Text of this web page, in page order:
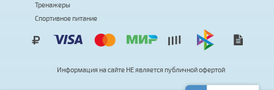
Тренажеры
Спортивное питание
Информация на сайте НЕявляется публичной офертой